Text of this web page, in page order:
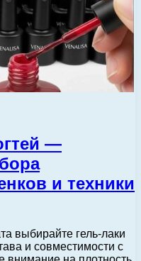
—
и техники
выбирайте гель-лаки
и совместимости с